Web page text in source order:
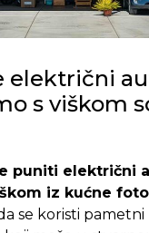
električni
s viškom
puniti električni
iz kućne
se koristi